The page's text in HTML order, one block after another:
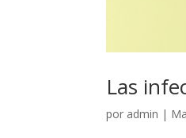
Las
por admin |